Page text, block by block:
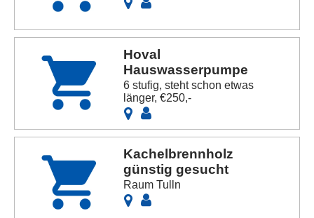
Hoval
Hauswasserpumpe
6 stufig, steht schon etwas
länger, €250,-
Kachelbrennholz
günstig gesucht
Raum Tulln